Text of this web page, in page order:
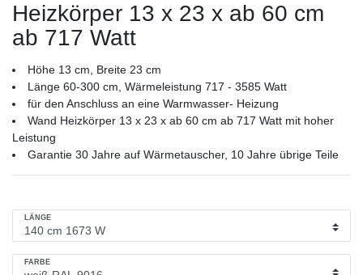
Heizkörper 13 x 23 x ab 60 cm
ab 717 Watt
Höhe 13 cm, Breite 23 cm
Länge 60-300 cm, Wärmeleistung 717 - 3585 Watt
für den Anschluss an eine Warmwasser- Heizung
Wand Heizkörper 13 x 23 x ab 60 cm ab 717 Watt mit hoher
Leistung
Garantie 30 Jahre auf Wärmetauscher, 10 Jahre übrige Teile
LÄNGE
FARBE